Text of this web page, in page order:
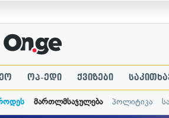
ოპ-ედი ქვიზები
მართლმსაჯულება პოლიტიკა